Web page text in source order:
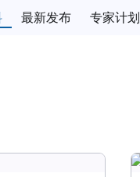
最新发布 专家计划